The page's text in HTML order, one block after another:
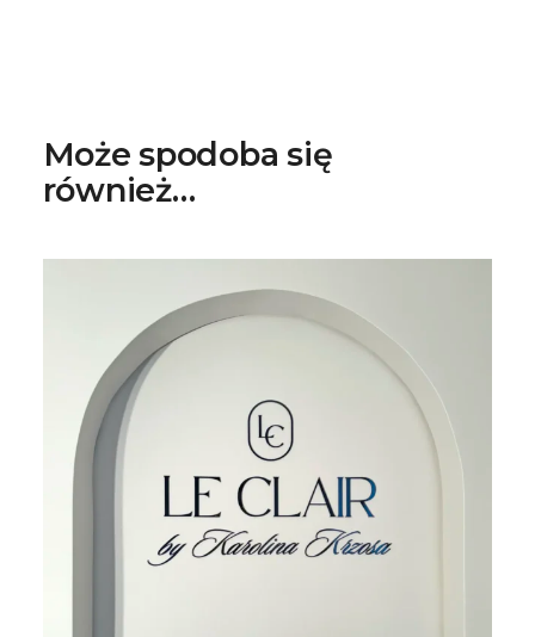
Może spodoba się
również…